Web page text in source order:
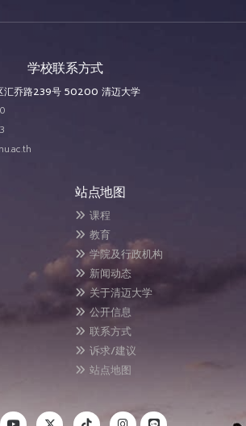
学校联系方式
汇乔路239号 50200 清迈大学
站点地图
课程
教育
学院及行政机构
新闻动态
关于清迈大学
公开信息
联系方式
诉求/建议
站点地图